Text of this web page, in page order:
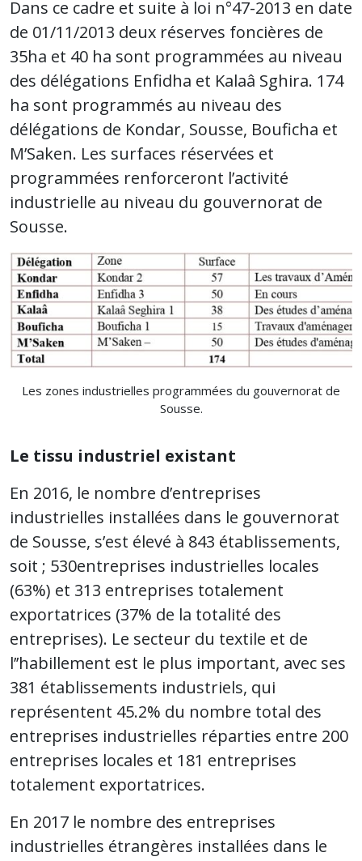
Dans ce cadre et suite à loi n°47-2013 en date
de 01/11/2013 deux réserves foncières de
35ha et 40 ha sont programmées au niveau
des délégations Enfidha et Kalaâ Sghira. 174
ha sont programmés au niveau des
délégations de Kondar, Sousse, Bouficha et
M’Saken. Les surfaces réservées et
programmées renforceront l’activité
industrielle au niveau du gouvernorat de
Sousse.
Les zones industrielles programmées du gouvernorat de
Sousse.
Le tissu industriel existant
En 2016, le nombre d’entreprises
industrielles installées dans le gouvernorat
de Sousse, s’est élevé à 843 établissements,
soit ; 530entreprises industrielles locales
(63%) et 313 entreprises totalement
exportatrices (37% de la totalité des
entreprises). Le secteur du textile et de
l’’habillement est le plus important, avec ses
381 établissements industriels, qui
représentent 45.2% du nombre total des
entreprises industrielles réparties entre 200
entreprises locales et 181 entreprises
totalement exportatrices.
En 2017 le nombre des entreprises
industrielles étrangères installées dans le